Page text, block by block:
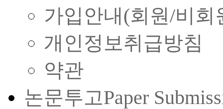
가입안내(회원/비회
개인정보취급방침
약관
논문투고Paper